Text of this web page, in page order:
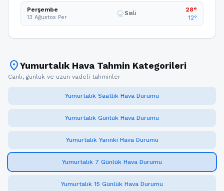
Perşembe
13 Ağustos Per foggy Sisli
28°
12°
location_onYumurtalık Hava Tahmin Kategorileri
Canlı, günlük ve uzun vadeli tahminler
Yumurtalık Saatlik Hava Durumu
Yumurtalık Günlük Hava Durumu
Yumurtalık Yarınki Hava Durumu
Yumurtalık 7 Günlük Hava Durumu
Yumurtalık 15 Günlük Hava Durumu